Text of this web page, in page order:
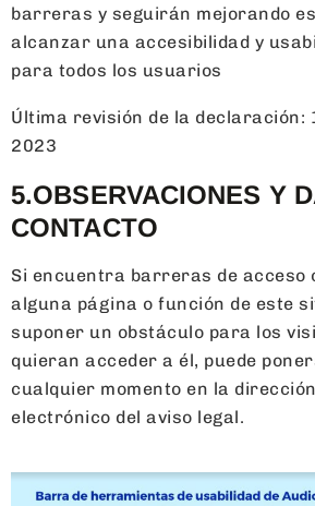
barreras y seguirán mejorando
alcanzar una accesibilidad y
para todos los usuarios
Última revisión de la declaración:
2023
5.OBSERVACIONES Y
CONTACTO
Si encuentra barreras de acceso
alguna página o función de este
suponer un obstáculo para los
quieran acceder a él, puede
cualquier momento en la
electrónico del aviso legal.